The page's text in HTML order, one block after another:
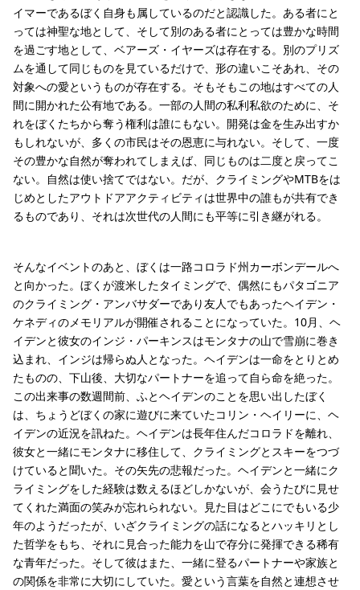
イマーであるぼく自身も属しているのだと認識した。ある者にと
っては神聖な地として、そして別のある者にとっては豊かな時間
を過ごす地として、ベアーズ・イヤーズは存在する。別のプリズ
ムを通して同じものを見ているだけで、形の違いこそあれ、その
対象への愛というものが存在する。そもそもこの地はすべての人
間に開かれた公有地である。一部の人間の私利私欲のために、そ
れをぼくたちから奪う権利は誰にもない。開発は金を生み出すか
もしれないが、多くの市民はその恩恵に与れない。そして、一度
その豊かな自然が奪われてしまえば、同じものは二度と戻ってこ
ない。自然は使い捨てではない。だが、クライミングやMTBをは
じめとしたアウトドアアクティビティは世界中の誰もが共有でき
るものであり、それは次世代の人間にも平等に引き継がれる。
そんなイベントのあと、ぼくは一路コロラド州カーボンデールへ
と向かった。ぼくが渡米したタイミングで、偶然にもパタゴニア
のクライミング・アンバサダーであり友人でもあったヘイデン・
ケネディのメモリアルが開催されることになっていた。10月、ヘ
イデンと彼女のインジ・パーキンスはモンタナの山で雪崩に巻き
込まれ、インジは帰らぬ人となった。ヘイデンは一命をとりとめ
たものの、下山後、大切なパートナーを追って自ら命を絶った。
この出来事の数週間前、ふとヘイデンのことを思い出したぼく
は、ちょうどぼくの家に遊びに来ていたコリン・ヘイリーに、ヘ
イデンの近況を訊ねた。ヘイデンは長年住んだコロラドを離れ、
彼女と一緒にモンタナに移住して、クライミングとスキーをつづ
けていると聞いた。その矢先の悲報だった。ヘイデンと一緒にク
ライミングをした経験は数えるほどしかないが、会うたびに見せ
てくれた満面の笑みが忘れられない。見た目はどこにでもいる少
年のようだったが、いざクライミングの話になるとハッキリとし
た哲学をもち、それに見合った能力を山で存分に発揮できる稀有
な青年だった。そして彼はまた、一緒に登るパートナーや家族と
の関係を非常に大切にしていた。愛という言葉を自然と連想させ